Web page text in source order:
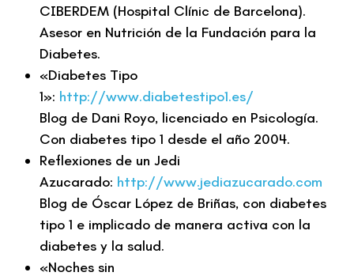
CIBERDEM (Hospital Clínic de Barcelona).
Asesor en Nutrición de la Fundación para la
Diabetes.
«Diabetes Tipo
1»: http://www.diabetestipo1.es/
Blog de Dani Royo, licenciado en Psicología.
Con diabetes tipo 1 desde el año 2004.
Reflexiones de un Jedi
Azucarado: http://www.jediazucarado.com
Blog de Óscar López de Briñas, con diabetes
tipo 1 e implicado de manera activa con la
diabetes y la salud.
«Noches sin